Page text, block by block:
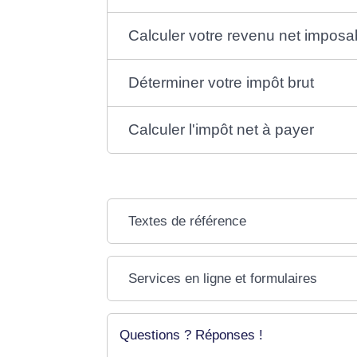
Calculer votre revenu net
Déterminer votre impôt brut
Calculer l'impôt net à payer
Textes de référence
Services en ligne et formulaires
Questions ? Réponses !